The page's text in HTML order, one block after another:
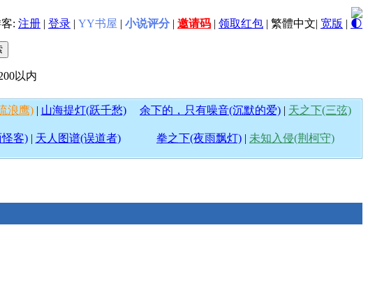
: 注册 | 登录 | YY书屋 | 小说评分 | 邀请码 | 领取红包 | 繁體中文| 宽版 | 🌓
以内
浪鹰)| 山海提灯(跃千愁) 余下的，只有噪音(沉默的爱) | 天之下(三弦)
客)| 天人图谱(误道者) 拳之下(夜雨飘灯) | 未知入侵(荆柯守)